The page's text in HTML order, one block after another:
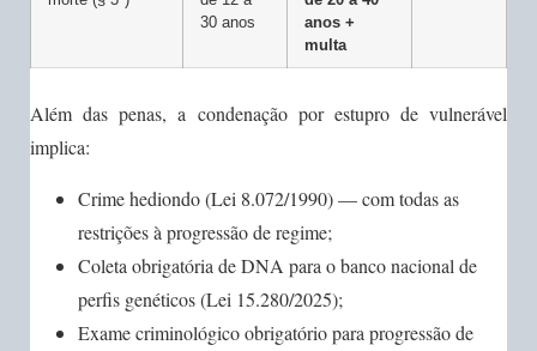
30 anos
anos +
multa
Além das penas, a condenação por estupro de vulnerável
implica:
Crime hediondo (Lei 8.072/1990) — com todas as
restrições à progressão de regime;
Coleta obrigatória de DNA para o banco nacional de
perfis genéticos (Lei 15.280/2025);
Exame criminológico obrigatório para progressão de